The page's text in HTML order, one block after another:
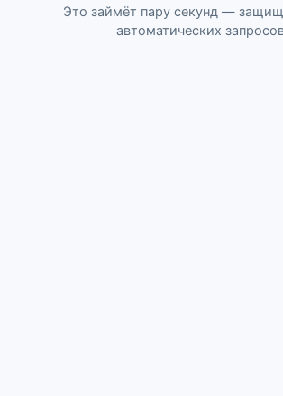
Это займёт пару секунд —
автоматических